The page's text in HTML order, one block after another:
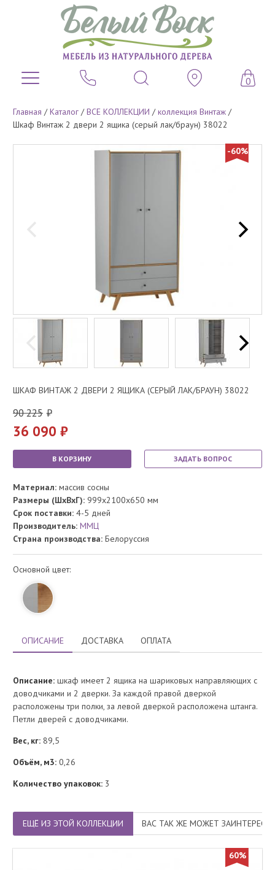
0
Главная /Каталог /ВСЕ КОЛЛЕКЦИИ /коллекция Винтаж /
Шкаф Винтаж 2 двери 2 ящика (серый лак/браун) 38022
-60%
ШКАФ ВИНТАЖ 2 ДВЕРИ 2 ЯЩИКА (СЕРЫЙ ЛАК/БРАУН) 38022
90 225
36 090
В КОРЗИНУ ЗАДАТЬ ВОПРОС
Материал: массив сосны
Размеры (ШхВхГ): 999x2100x650 мм
Срок поставки: 4-5 дней
Производитель: ММЦ
Страна производства: Белоруссия
Основной цвет:
ОПИСАНИЕ ДОСТАВКА ОПЛАТА
Описание: шкаф имеет 2 ящика на шариковых направляющих с
доводчиками и 2 дверки. За каждой правой дверкой
расположены три полки, за левой дверкой расположена штанга.
Петли дверей с доводчиками.
Вес, кг: 89,5
Объём, м3: 0,26
Количество упаковок: 3
ЕЩЁ ИЗ ЭТОЙ КОЛЛЕКЦИИ ВАС ТАК ЖЕ МОЖЕТ
60%